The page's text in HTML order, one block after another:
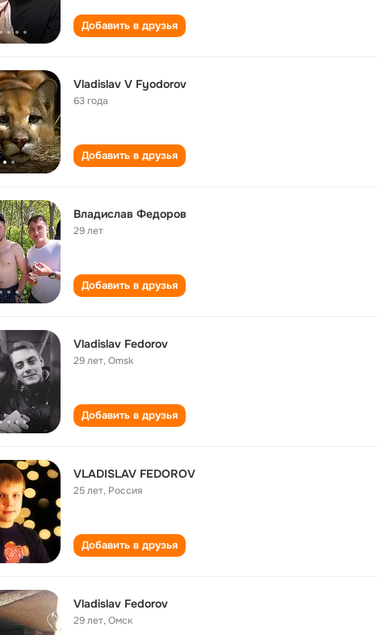
Добавить в друзья
Vladislav V Fyodorov
63 года
Добавить в друзья
Владислав Федоров
29 лет
Добавить в друзья
Vladislav Fedorov
29 лет,Omsk
Добавить в друзья
VLADISLAV FEDOROV
25 лет, Россия
Добавить в друзья
Vladislav Fedorov
29 лет,Омск